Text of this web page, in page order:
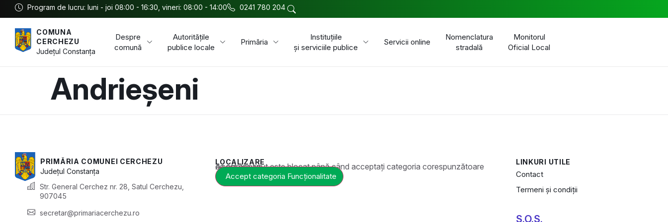
Program de lucru: luni - joi 08:00 - 16:30, vineri: 08:00 - 14:00 0241 780 204
COMUNA
CERCHEZU
JudețulConstanța
Despre
comună
Autoritățile
publice locale
Primăria
Instituțiile
și serviciile publice
Servicii online
Nomenclatura
stradală
Monitorul
Oficial Local
Andrieșeni
PRIMĂRIA COMUNEI CERCHEZU
JudețulConstanța
Str. General Cerchez nr. 28, Satul Cerchezu,
907045
secretar@primariacerchezu.ro
LOCALIZARE
Acest conținut este blocat până când acceptați categoria corespunzătoare de cookie-uri.
Accept categoria Funcționalitate
LINKURI UTILE
Contact
Termeni și condiții
S.O.S.